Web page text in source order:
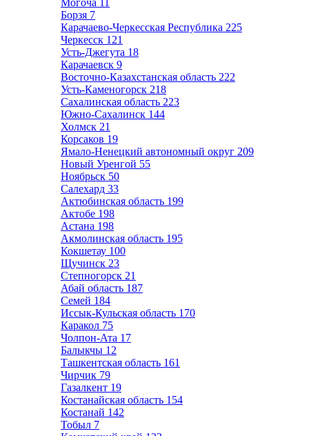
Могоча 11
Борзя 7
Карачаево-Черкесская Республика 225
Черкесск 121
Усть-Джегута 18
Карачаевск 9
Восточно-Казахстанская область 222
Усть-Каменогорск 218
Сахалинская область 223
Южно-Сахалинск 144
Холмск 21
Корсаков 19
Ямало-Ненецкий автономный округ 209
Новый Уренгой 55
Ноябрьск 50
Салехард 33
Актюбинская область 199
Актобе 198
Астана 198
Акмолинская область 195
Кокшетау 100
Щучинск 23
Степногорск 21
Абай область 187
Семей 184
Иссык-Кульская область 170
Каракол 75
Чолпон-Ата 17
Балыкчы 12
Ташкентская область 161
Чирчик 79
Газалкент 19
Костанайская область 154
Костанай 142
Тобыл 7